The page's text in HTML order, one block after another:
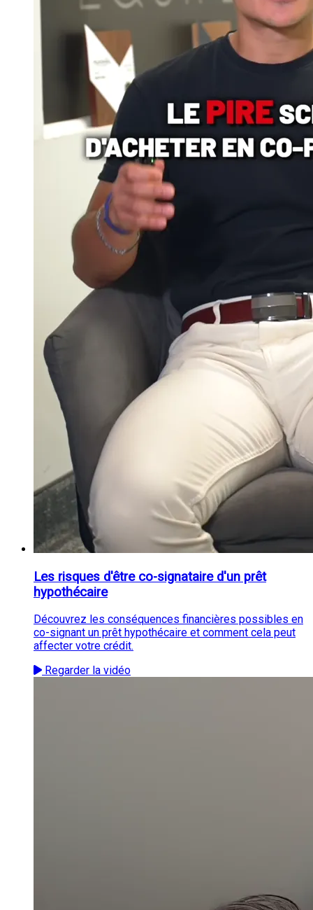
Les risques d'être co-signataire d'un prêt
hypothécaire
Découvrez les conséquences financières possibles en
co-signant un prêt hypothécaire et comment cela peut
affecter votre crédit.
Regarder la vidéo